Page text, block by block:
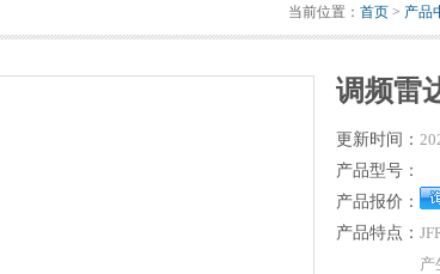
当前位置： 首页 > 产品
调频雷
更新时间：
产品型号：
产品报价：
产品特点：
产